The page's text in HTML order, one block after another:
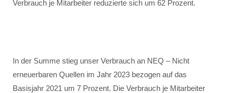
Verbrauch je Mitarbeiter reduzierte sich um 62 Prozent.
In der Summe stieg unser Verbrauch an NEQ – Nicht
erneuerbaren Quellen im Jahr 2023 bezogen auf das
Basisjahr 2021 um 7 Prozent. Die Verbrauch je Mitarbeiter